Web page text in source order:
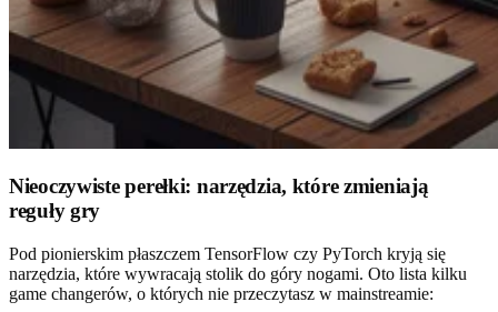
Nieoczywiste perełki: narzędzia, które zmieniają
reguły gry
Pod pionierskim płaszczem TensorFlow czy PyTorch kryją się
narzędzia, które wywracają stolik do góry nogami. Oto lista kilku
game changerów, o których nie przeczytasz w mainstreamie: